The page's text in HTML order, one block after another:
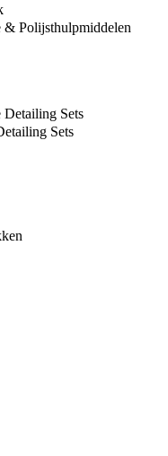
& Polijsthulpmiddelen
Detailing Sets
Sets